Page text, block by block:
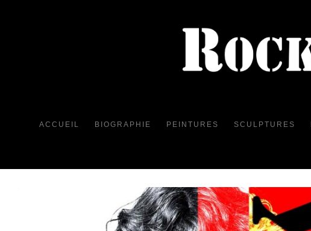
ACCUEIL BIOGRAPHIE PEINTURES SCULPTURES